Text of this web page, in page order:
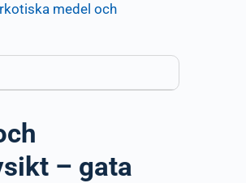
medel och
– gata